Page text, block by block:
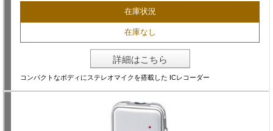
在庫状況
在庫なし
詳細はこちら
コンパクトなボディにステレオマイクを搭載した ICレコーダー